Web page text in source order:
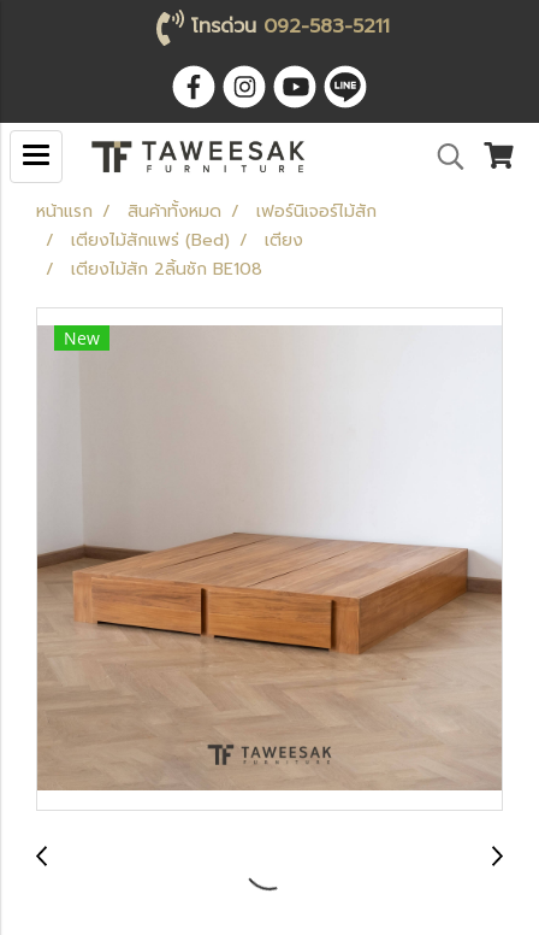
โทรด่วน 092-583-5211
หน้าแรก สินค้าทั้งหมด
เฟอร์นิเจอร์ไม้สัก
เตียงไม้สักแพร่ (Bed)
เตียง
เตียงไม้สัก 2ลิ้นชัก BE108
New